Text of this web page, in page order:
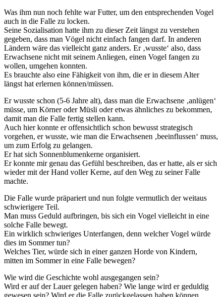
Was ihm nun noch fehlte war Futter, um den entsprechenden Vogel
auch in die Falle zu locken.
Seine Sozialisation hatte ihm zu dieser Zeit längst zu verstehen
gegeben, dass man Vögel nicht einfach fangen darf. In anderen
Ländern wäre das vielleicht ganz anders. Er ‚wusste‘ also, dass
Erwachsene nicht mit seinem Anliegen, einen Vogel fangen zu
wollen, umgehen konnten.
Es brauchte also eine Fähigkeit von ihm, die er in diesem Alter
längst hat erlernen können/müssen.
Er wusste schon (5-6 Jahre alt), dass man die Erwachsene ‚anlügen‘
müsse, um Körner oder Müsli oder etwas ähnliches zu bekommen,
damit man die Falle fertig stellen kann.
Auch hier konnte er offensichtlich schon bewusst strategisch
vorgehen, er wusste, wie man die Erwachsenen ‚beeinflussen‘ muss,
um zum Erfolg zu gelangen.
Er hat sich Sonnenblumenkerne organisiert.
Er konnte mir genau das Gefühl beschreiben, das er hatte, als er sich
wieder mit der Hand voller Kerne, auf den Weg zu seiner Falle
machte.
Die Falle wurde präpariert und nun folgte vermutlich der weitaus
schwierigere Teil.
Man muss Geduld aufbringen, bis sich ein Vogel vielleicht in eine
solche Falle bewegt.
Ein wirklich schwieriges Unterfangen, denn welcher Vogel würde
dies im Sommer tun?
Welches Tier, würde sich in einer ganzen Horde von Kindern,
mitten im Sommer in eine Falle bewegen?
Wie wird die Geschichte wohl ausgegangen sein?
Wird er auf der Lauer gelegen haben? Wie lange wird er geduldig
gewesen sein? Wird er die Falle zurückgelassen haben können,